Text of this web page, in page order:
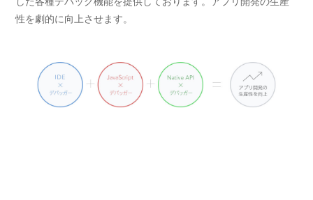
性を劇的に向上させます。